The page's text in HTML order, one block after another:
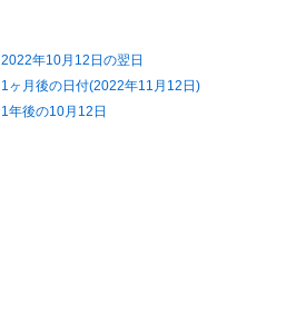
2022年10月12日の翌日
1ヶ月後の日付(2022年11月12日)
1年後の10月12日